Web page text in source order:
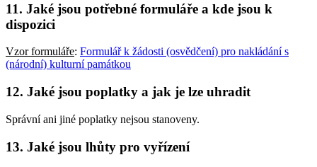
11. Jaké jsou potřebné formuláře a kde jsou k
dispozici
Vzor formuláře: Formulář k žádosti (osvědčení) pro nakládání s
(národní) kulturní památkou
12. Jaké jsou poplatky a jak je lze uhradit
Správní ani jiné poplatky nejsou stanoveny.
13. Jaké jsou lhůty pro vyřízení